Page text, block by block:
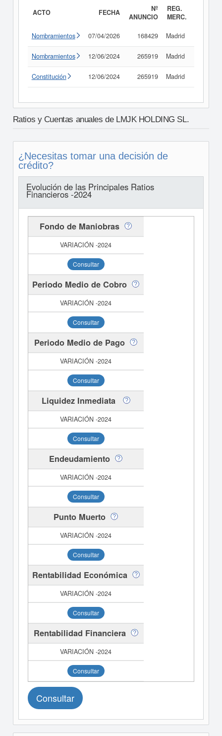
ACTO FECHA
Nº
ANUNCIO
REG.
MERC.
Nombramientos 07/04/2026 168429 Madrid
Nombramientos 12/06/2024 265919 Madrid
Constitución 12/06/2024 265919 Madrid
Ratios y Cuentas anuales de LMJK HOLDING SL.
¿Necesitas tomar una decisión de
crédito?
Evolución de las Principales Ratios
Financieros -2024
Fondo de Maniobras
Consultar
Periodo Medio de Cobro
Consultar
Periodo Medio de Pago
Consultar
Liquidez Inmediata
Consultar
Endeudamiento
Consultar
Punto Muerto
Consultar
Rentabilidad Económica
Consultar
Rentabilidad Financiera
Consultar
Consultar